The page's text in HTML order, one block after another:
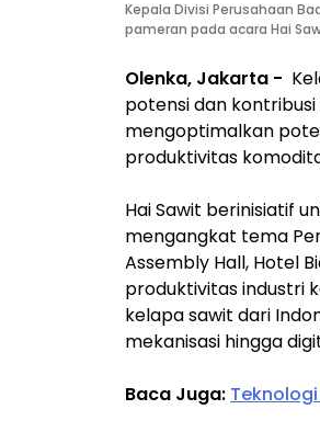
Kepala Divisi Perusahaan
pameran pada acara Hai
Olenka, Jakarta -
potensi dan
mengoptimalkan
produktivitas
Hai Sawit berinisiatif
mengangkat tema
Assembly Hall, Hotel
produktivitas industri
kelapa sawit dari
mekanisasi hingga
Baca Juga: